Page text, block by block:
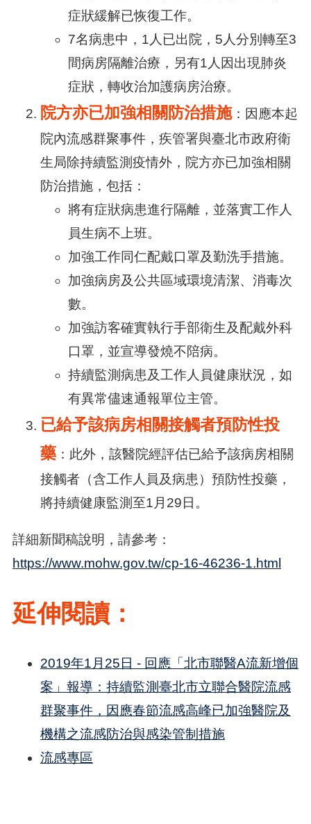
症狀緩解已恢復工作。
7名病患中，1人已出院，5人分別轉至3
間病房隔離治療，另有1人因出現肺炎
症狀，轉收治加護病房治療。
院方亦已加強相關防治措施：因應本起
院內流感群聚事件，疾管署與臺北市政府衛
生局除持續監測疫情外，院方亦已加強相關
防治措施，包括：
將有症狀病患進行隔離，並落實工作人
員生病不上班。
加強工作同仁配戴口罩及勤洗手措施。
加強病房及公共區域環境清潔、消毒次
數。
加強訪客確實執行手部衛生及配戴外科
口罩，並宣導發燒不陪病。
持續監測病患及工作人員健康狀況，如
有異常儘速通報單位主管。
已給予該病房相關接觸者預防性投
藥：此外，該醫院經評估已給予該病房相關
接觸者（含工作人員及病患）預防性投藥，
將持續健康監測至1月29日。
詳細新聞稿說明，請參考：
https://www.mohw.gov.tw/cp-16-46236-1.html
延伸閱讀：
2019年1月25日 - 回應「北市聯醫A流新增個
案」報導：持續監測臺北市立聯合醫院流感
群聚事件，因應春節流感高峰已加強醫院及
機構之流感防治與感染管制措施
流感專區